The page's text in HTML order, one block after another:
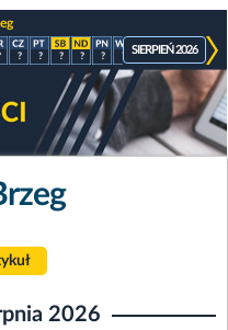
? ? ? ? ? ? ? ? ?
SIERPIEŃ 2026
2026